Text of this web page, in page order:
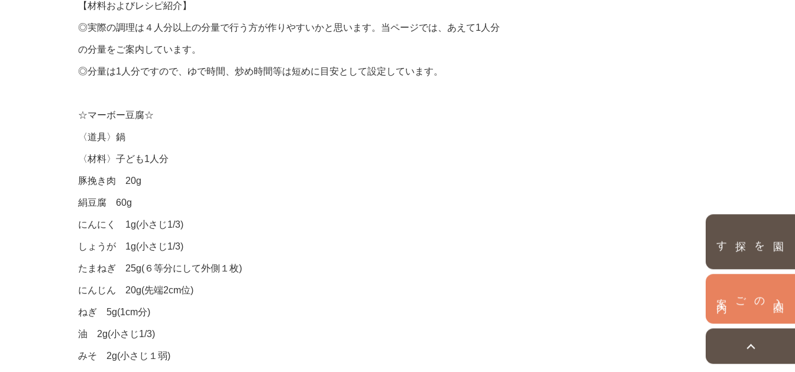
園を探す
【材料およびレシピ紹介】
◎実際の調理は４人分以上の分量で行う方が作りやすいかと思います。当ページでは、あえて1人分
の分量をご案内しています。
◎分量は1人分ですので、ゆで時間、炒め時間等は短めに目安として設定しています。
☆マーボー豆腐☆
〈道具〉鍋
〈材料〉子ども1人分
豚挽き肉 20g
絹豆腐 60g
にんにく 1g(小さじ1/3)
しょうが 1g(小さじ1/3)
たまねぎ 25g(６等分にして外側１枚)
にんじん 20g(先端2cm位)
ねぎ 5g(1cm分)
油 2g(小さじ1/3)
みそ 2g(小さじ１弱)